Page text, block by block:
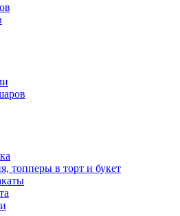
топперы в торт и букет